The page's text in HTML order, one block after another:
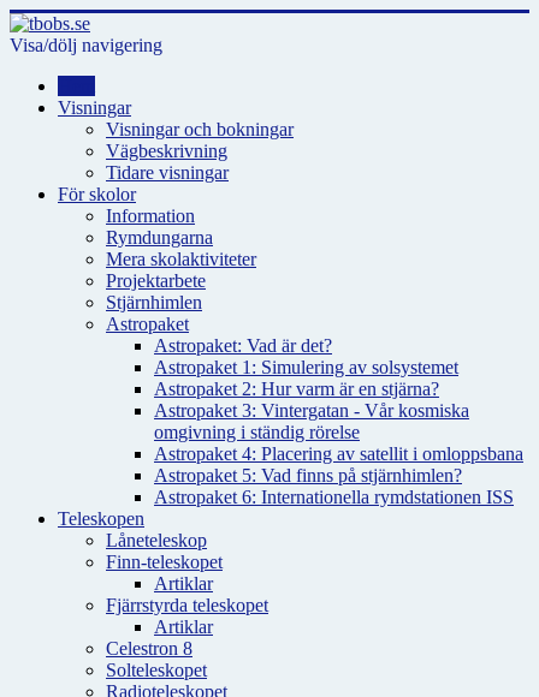
Visa/dölj navigering
Visningar
Visningar och bokningar
Vägbeskrivning
Tidare visningar
För skolor
Information
Rymdungarna
Mera skolaktiviteter
Projektarbete
Stjärnhimlen
Astropaket
Astropaket: Vad är det?
Astropaket 1: Simulering av solsystemet
Astropaket 2: Hur varm är en stjärna?
Astropaket 3: Vintergatan - Vår kosmiska
omgivning i ständig rörelse
Astropaket 4: Placering av satellit i omloppsbana
Astropaket 5: Vad finns på stjärnhimlen?
Astropaket 6: Internationella rymdstationen ISS
Teleskopen
Låneteleskop
Finn-teleskopet
Artiklar
Fjärrstyrda teleskopet
Artiklar
Celestron 8
Solteleskopet
Radioteleskopet